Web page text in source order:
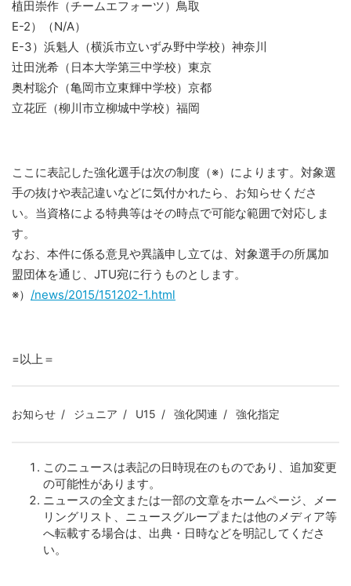
植田崇作（チームエフォーツ）鳥取
E-2）（N/A）
E-3）浜魁人（横浜市立いずみ野中学校）神奈川
辻田洸希（日本大学第三中学校）東京
奥村聡介（亀岡市立東輝中学校）京都
立花匠（柳川市立柳城中学校）福岡
ここに表記した強化選手は次の制度（※）によります。対象選
手の抜けや表記違いなどに気付かれたら、お知らせくださ
い。当資格による特典等はその時点で可能な範囲で対応しま
す。
なお、本件に係る意見や異議申し立ては、対象選手の所属加
盟団体を通じ、JTU宛に行うものとします。
※） /news/2015/151202-1.html
=以上＝
お知らせ ジュニア U15 強化関連 強化指定
このニュースは表記の日時現在のものであり、追加変更
の可能性があります。
ニュースの全文または一部の文章をホームページ、メー
リングリスト、ニュースグループまたは他のメディア等
へ転載する場合は、出典・日時などを明記してくださ
い。